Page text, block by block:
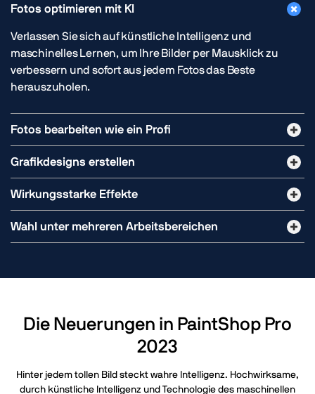
Fotos optimieren mit KI
Verlassen Sie sich auf künstliche Intelligenz und
maschinelles Lernen, um Ihre Bilder per Mausklick zu
verbessern und sofort aus jedem Fotos das Beste
herauszuholen.
Fotos bearbeiten wie ein Profi
Grafikdesigns erstellen
Wirkungsstarke Effekte
Wahl unter mehreren Arbeitsbereichen
Die Neuerungen in PaintShop Pro
2023
Hinter jedem tollen Bild steckt wahre Intelligenz. Hochwirksame,
durch künstliche Intelligenz und Technologie des maschinellen